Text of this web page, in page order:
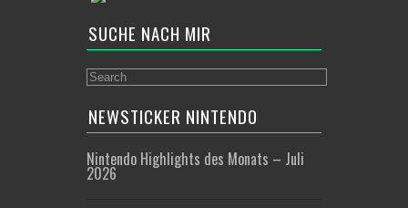
SUCHE NACH MIR
NEWSTICKER NINTENDO
Nintendo Highlights des Monats – Juli
2026